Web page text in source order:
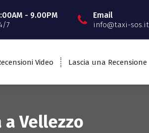
- 9.00PM
7
Email
info@taxi-sos.it
Video Lascia una Recensione
a Vellezzo